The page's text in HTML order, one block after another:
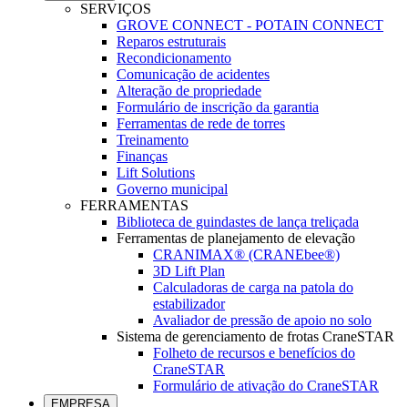
SERVIÇOS
GROVE CONNECT - POTAIN CONNECT
Reparos estruturais
Recondicionamento
Comunicação de acidentes
Alteração de propriedade
Formulário de inscrição da garantia
Ferramentas de rede de torres
Treinamento
Finanças
Lift Solutions
Governo municipal
FERRAMENTAS
Biblioteca de guindastes de lança treliçada
Ferramentas de planejamento de elevação
CRANIMAX® (CRANEbee®)
3D Lift Plan
Calculadoras de carga na patola do
estabilizador
Avaliador de pressão de apoio no solo
Sistema de gerenciamento de frotas CraneSTAR
Folheto de recursos e benefícios do
CraneSTAR
Formulário de ativação do CraneSTAR
EMPRESA